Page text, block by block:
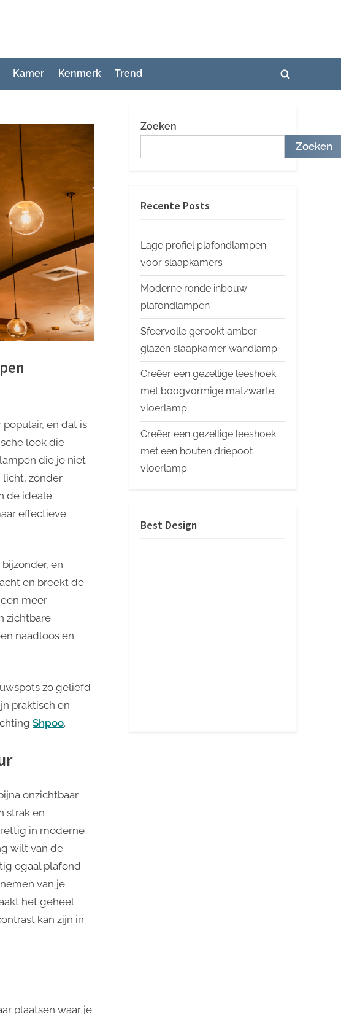
Kamer Kenmerk Trend
Toggle
en dat is
look die
die je niet
licht, zonder
de ideale
effectieve
en
en breekt de
meer
zichtbare
naadloos en
zo geliefd
praktisch en
Shpoo.
onzichtbaar
strak en
in moderne
wilt van de
egaal plafond
van je
het geheel
kan zijn in
plaatsen waar je
Zoeken
Zoeken
Recente Posts
Lage profiel plafondlampen
voor slaapkamers
Moderne ronde inbouw
plafondlampen
Sfeervolle gerookt amber
glazen slaapkamer wandlamp
Creëer een gezellige leeshoek
met boogvormige matzwarte
vloerlamp
Creëer een gezellige leeshoek
met een houten driepoot
vloerlamp
Best Design